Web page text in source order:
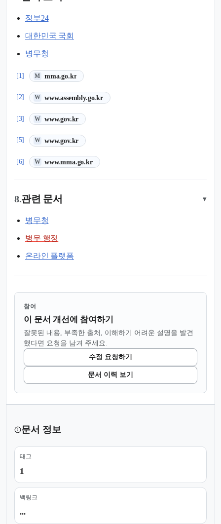
정부24
대한민국 국회
병무청
[1] M mma.go.kr
(새 탭에서 열림)
[2] W www.assembly.go.kr
(새 탭에서 열림)
[3] W www.gov.kr
(새 탭에서 열림)
[5] W www.gov.kr
(새 탭에서 열림)
[6] W www.mma.go.kr
(새 탭에서 열림)
8.관련 문서 ▾
병무청
병무 행정
온라인 플랫폼
참여
이 문서 개선에 참여하기
잘못된 내용, 부족한 출처, 이해하기 어려운 설명을 발견
했다면 요청을 남겨 주세요.
수정 요청하기
문서 이력 보기
문서 정보
태그
1
백링크
...